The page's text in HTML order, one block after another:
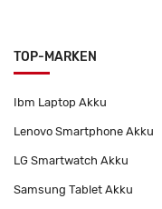
TOP-MARKEN
Ibm Laptop Akku
Lenovo Smartphone Akku
LG Smartwatch Akku
Samsung Tablet Akku